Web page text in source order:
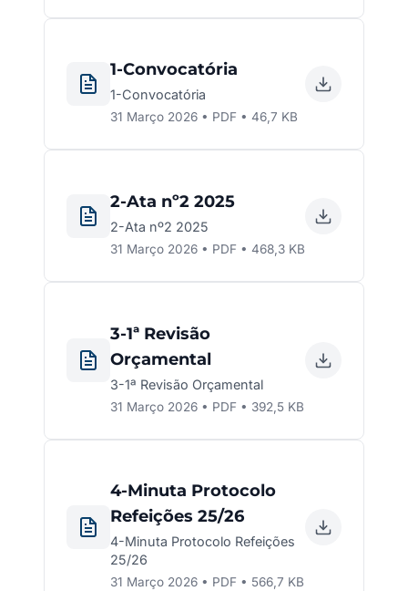
1-Convocatória
1-Convocatória
31 Março 2026 • PDF • 46,7 KB
2-Ata nº2 2025
2-Ata nº2 2025
31 Março 2026 • PDF • 468,3 KB
3-1ª Revisão
Orçamental
3-1ª Revisão Orçamental
31 Março 2026 • PDF • 392,5 KB
4-Minuta Protocolo
Refeições 25/26
4-Minuta Protocolo Refeições
25/26
31 Março 2026 • PDF • 566,7 KB